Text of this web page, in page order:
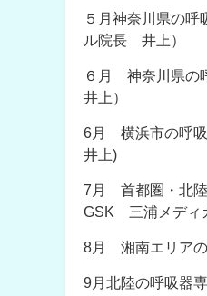
５月神奈川県の
ル院長 井上）
６月 神奈川県の
井上）
6月 横浜市の呼
井上)
7月 首都圏・北陸
GSK 三浦メディ
8月 湘南エリア
9月北陸の呼吸器